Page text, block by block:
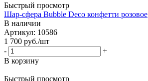
Быстрый просмотр
Шар-сфера Bubble Deco конфетти розовое
В наличии
Артикул: 10586
1 700 руб./шт
-
+
В корзину
Быстрый просмотр